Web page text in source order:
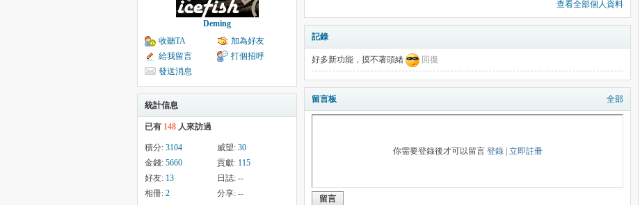
Deming
收聽TA
加為好友
給我留言
打個招呼
發送消息
統計信息
已有 148 人來訪過
積分: 3104 威望: 30
金錢: 5660 貢獻: 115
好友: 13 日誌: --
相冊: 2 分享: --
查看全部個人資料
記錄
好多新功能，摸不著頭緒 回復
留言板 全部
你需要登錄後才可以留言 登錄| 立即註冊
留言